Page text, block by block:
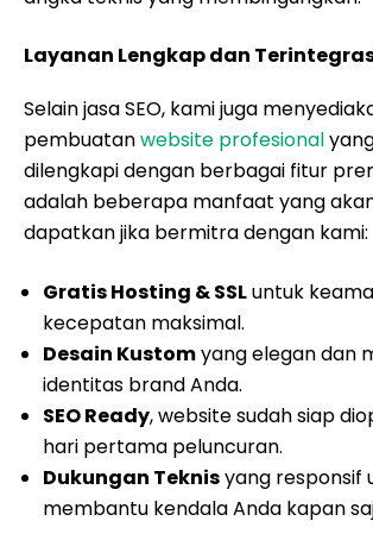
Layanan Lengkap dan
Selain jasa SEO, kami juga
pembuatanwebsite profesional
dilengkapi dengan berbagai fitur
adalah beberapa manfaat yang
dapatkan jika bermitra dengan kami:
Gratis Hosting & SSLuntuk
kecepatan maksimal.
Desain Kustomyang elegan dan
identitas brand Anda.
SEO Ready, website sudah siap
hari pertama peluncuran.
Dukungan Teknisyang responsif
membantu kendala Anda kapan